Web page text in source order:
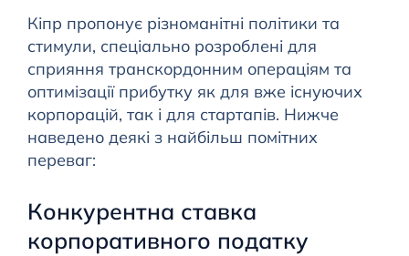
Кіпр пропонує різноманітні політики та
стимули, спеціально розроблені для
сприяння транскордонним операціям та
оптимізації прибутку як для вже існуючих
корпорацій, так і для стартапів. Нижче
наведено деякі з найбільш помітних
переваг:
Конкурентна ставка
корпоративного податку